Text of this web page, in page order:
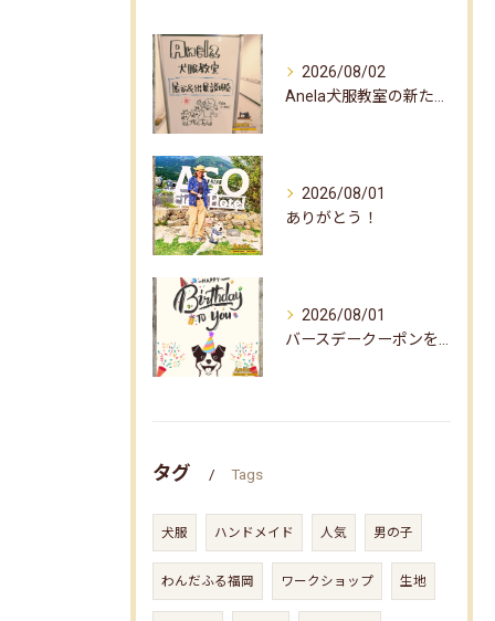
2026/08/02
2026/08/01
ありがとう！
2026/08/01
タグ Tags
犬服 ハンドメイド 人気 男の子
わんだふる福岡 ワークショップ 生地